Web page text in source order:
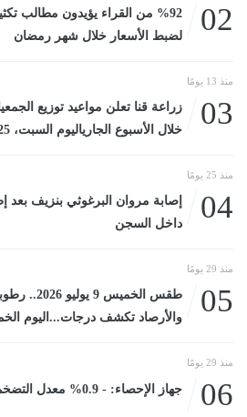
02
%92 من القراء يؤيدون مطالب
لضبط الأسعار خلال شهر رمضان
منذ 13 يومًا
03
زراعة قنا تعلن مواعيد توزيع
خلال الأسبوع الجارياليوم السبت، 25 يوليو 2026 04:00 مـ
منذ 25 يومًا
04
إصابة مروان البرغوثي بنزيف
داخل السجن
منذ 29 يومًا
05
طقس
والأرصاد تكشف درجات...اليوم الخميس، 9 يوليو 2026
منذ 29 يومًا
06 جهاز الإحصاء: - 0.9% معدل التضخم الشهرى لشهر يونيو 2026